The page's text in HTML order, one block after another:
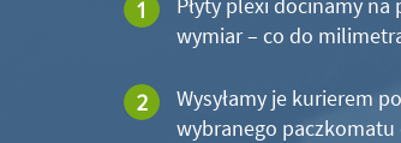
wymiar – co do
Wysyłamy je kurierem
wybranego paczkomatu